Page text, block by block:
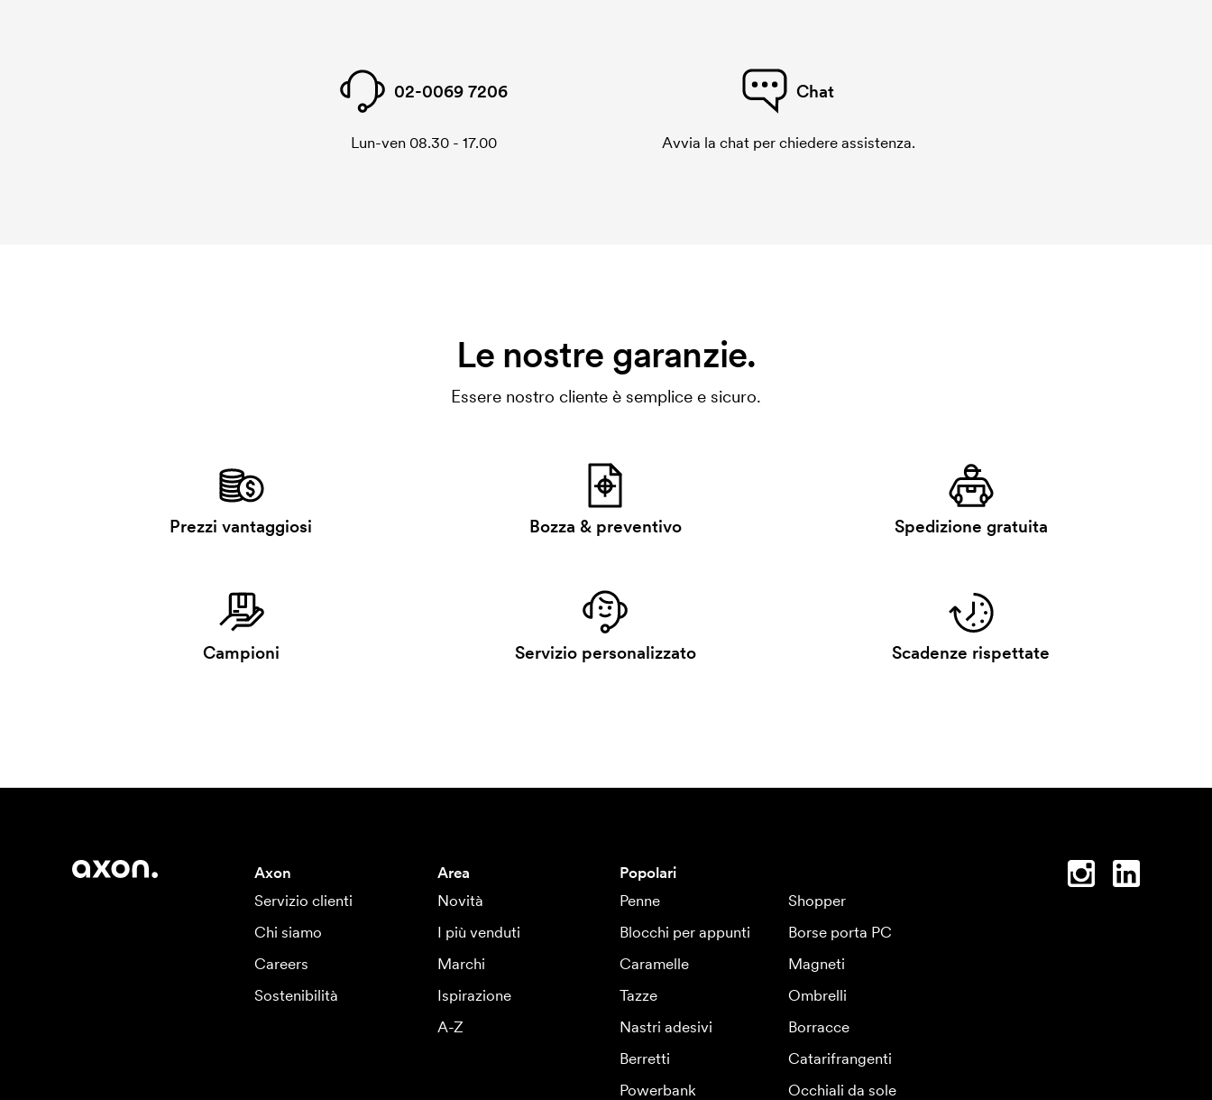
02-0069 7206
Lun-ven 08.30 - 17.00
Chat
Avvia la chat per chiedere assistenza.
Le nostre garanzie.
Essere nostro cliente è semplice e sicuro.
Prezzi vantaggiosi Bozza & preventivo Spedizione gratuita
Campioni Servizio personalizzato Scadenze rispettate
Axon
Servizio clienti
Chi siamo
Careers
Sostenibilità
Area
Novità
I più venduti
Marchi
Ispirazione
A-Z
Popolari
Penne
Shopper
Blocchi per appunti
Borse porta PC
Caramelle
Magneti
Tazze
Ombrelli
Nastri adesivi
Borracce
Berretti
Catarifrangenti
Powerbank
Occhiali da sole